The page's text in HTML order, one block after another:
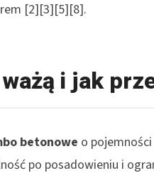
[2][3][5][8].
i jak
betonowe o
po posadowieniu i